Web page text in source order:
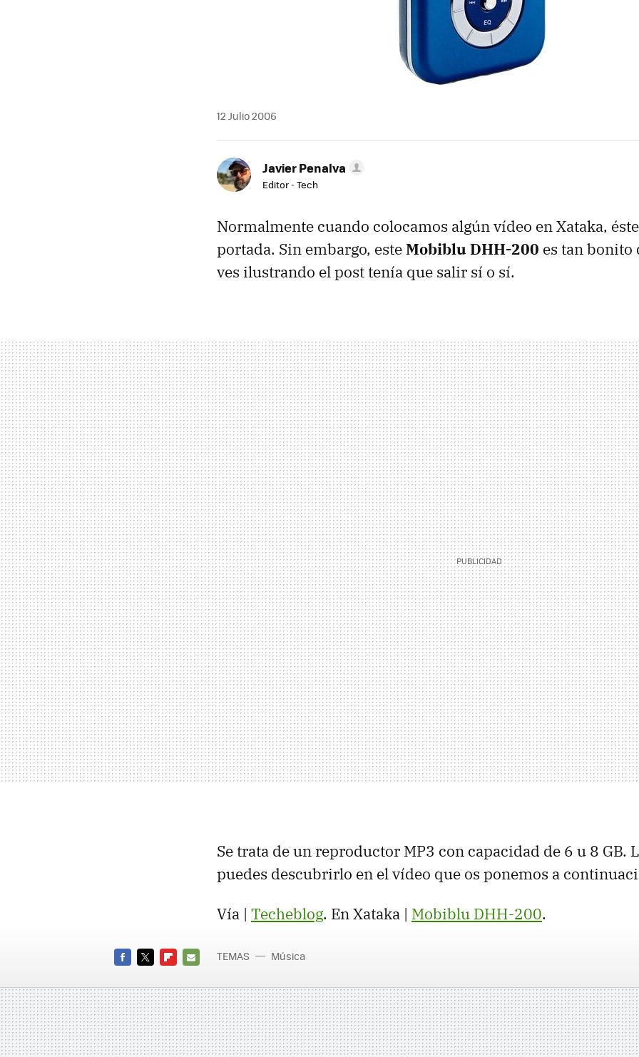
12 Julio 2006
Javier Penalva
Editor - Tech
Normalmente cuando colocamos algún vídeo en Xataka,
portada. Sin embargo, esteMobiblu DHH-200 es tan bonito
ves ilustrando el post tenía que salir sí o sí.
Se trata de un reproductor MP3 con capacidad de 6 u 8 GB.
puedes descubrirlo en el vídeo que os ponemos a
Vía | Techeblog. En Xataka | Mobiblu DHH-200.
MAIL
TEMAS Música